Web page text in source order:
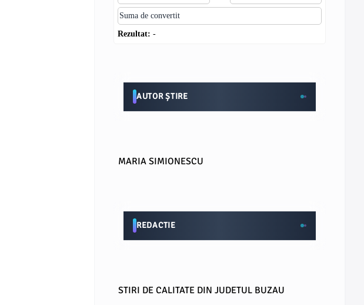
Rezultat: -
AUTOR ȘTIRE
MARIA SIMIONESCU
REDACTIE
STIRI DE CALITATE DIN JUDETUL BUZAU